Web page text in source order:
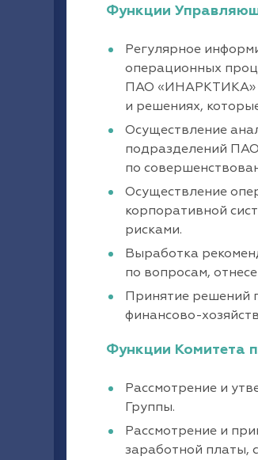
Функции
Регулярное
операционных
ПАО «ИНАРКТИКА»
и решениях,
Осуществление
подразделений
по
Осуществление
корпоративной
рисками.
Выработка
по вопросам,
Принятие решений
финансово-
Функции Комитета
Рассмотрение и
Группы.
Рассмотрение и
заработной платы,